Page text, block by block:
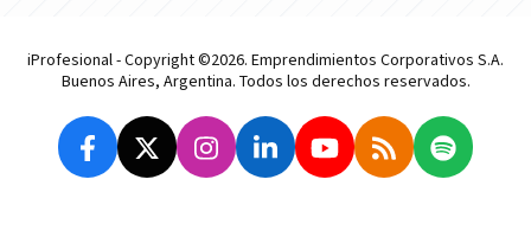
iProfesional - Copyright ©2026. Emprendimientos Corporativos S.A.
Buenos Aires, Argentina. Todos los derechos reservados.